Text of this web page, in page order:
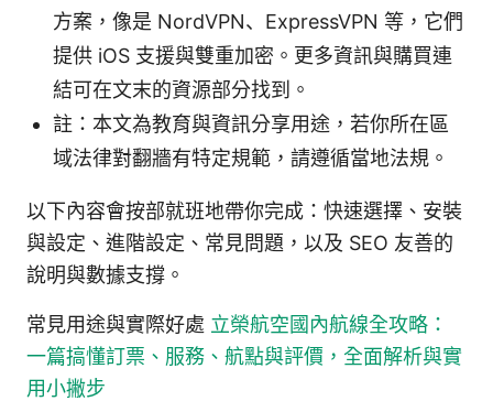
方案，像是 NordVPN、ExpressVPN 等，它們
提供 iOS 支援與雙重加密。更多資訊與購買連
結可在文末的資源部分找到。
註：本文為教育與資訊分享用途，若你所在區
域法律對翻牆有特定規範，請遵循當地法規。
以下內容會按部就班地帶你完成：快速選擇、安裝
與設定、進階設定、常見問題，以及 SEO 友善的
說明與數據支撐。
常見用途與實際好處 立榮航空國內航線全攻略：
一篇搞懂訂票、服務、航點與評價，全面解析與實
用小撇步